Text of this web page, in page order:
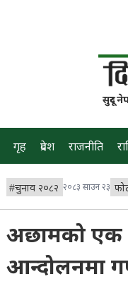
सुदूर
गृह प्रदेश राजनीति
#चुनाव २०८२ २०८३ साउन २३
अछामको एक
आन्दोलनमा